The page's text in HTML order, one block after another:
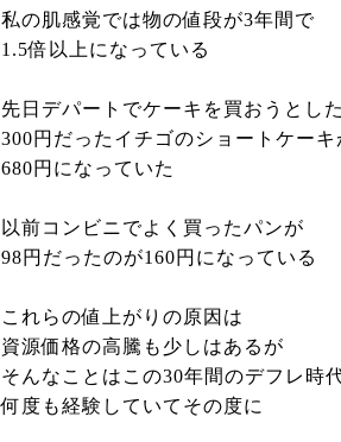
私の肌感覚では物の値段が3年間で
1.5倍以上になっている
先日デパートでケーキを買おうとし
300円だったイチゴのショートケーキ
680円になっていた
以前コンビニでよく買ったパンが
98円だったのが160円になっている
これらの値上がりの原因は
資源価格の高騰も少しはあるが
そんなことはこの30年間のデフレ時
何度も経験していてその度に